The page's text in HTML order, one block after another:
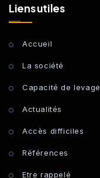
Liens utiles
Accueil
La société
Capacité de levage
Actualités
Accès difficiles
Références
Etre rappelé